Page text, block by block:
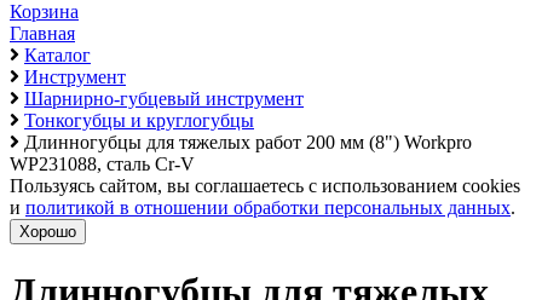
Корзина
Главная
Каталог
Инструмент
Шарнирно-губцевый инструмент
Тонкогубцы и круглогубцы
Длинногубцы для тяжелых работ 200 мм (8") Workpro
WP231088, сталь Cr-V
Пользуясь сайтом, вы соглашаетесь с использованием cookies
и политикой в отношении обработки персональных данных.
Хорошо